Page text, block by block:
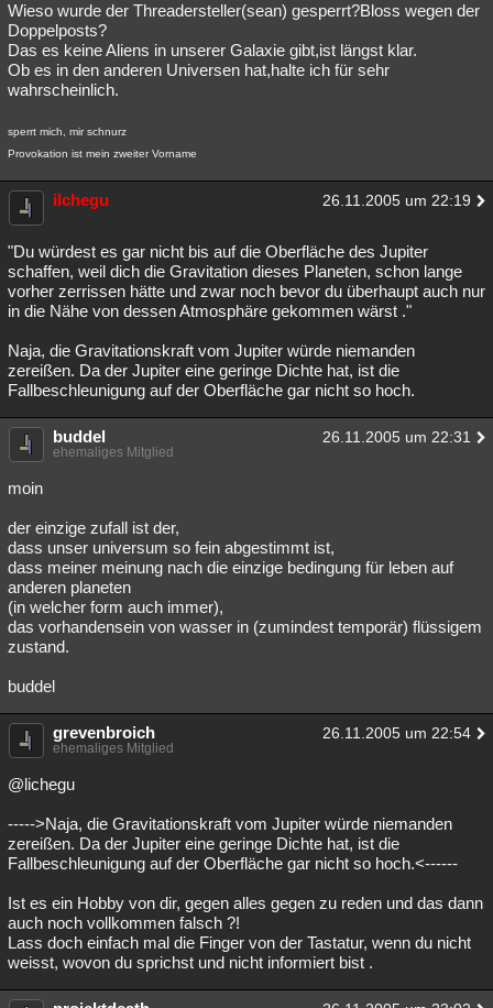
Wieso wurde der Threadersteller(sean) gesperrt?Bloss wegen der
Doppelposts?
Das es keine Aliens in unserer Galaxie gibt,ist längst klar.
Ob es in den anderen Universen hat,halte ich für sehr
wahrscheinlich.
sperrt mich, mir schnurz
Provokation ist mein zweiter Vorname
ilchegu 26.11.2005 um 22:19
"Du würdest es gar nicht bis auf die Oberfläche des Jupiter
schaffen, weil dich die Gravitation dieses Planeten, schon lange
vorher zerrissen hätte und zwar noch bevor du überhaupt auch nur
in die Nähe von dessen Atmosphäre gekommen wärst ."
Naja, die Gravitationskraft vom Jupiter würde niemanden
zereißen. Da der Jupiter eine geringe Dichte hat, ist die
Fallbeschleunigung auf der Oberfläche gar nicht so hoch.
buddel 26.11.2005 um 22:31
ehemaliges Mitglied
moin
der einzige zufall ist der,
dass unser universum so fein abgestimmt ist,
dass meiner meinung nach die einzige bedingung für leben auf
anderen planeten
(in welcher form auch immer),
das vorhandensein von wasser in (zumindest temporär) flüssigem
zustand.
buddel
grevenbroich 26.11.2005 um 22:54
ehemaliges Mitglied
@lichegu
----->Naja, die Gravitationskraft vom Jupiter würde niemanden
zereißen. Da der Jupiter eine geringe Dichte hat, ist die
Fallbeschleunigung auf der Oberfläche gar nicht so hoch.<------
Ist es ein Hobby von dir, gegen alles gegen zu reden und das dann
auch noch vollkommen falsch ?!
Lass doch einfach mal die Finger von der Tastatur, wenn du nicht
weisst, wovon du sprichst und nicht informiert bist .